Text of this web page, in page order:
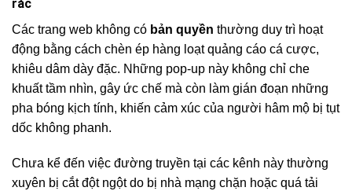
rác
Các trang web không có bản quyền thường duy trì hoạt
động bằng cách chèn ép hàng loạt quảng cáo cá cược,
khiêu dâm dày đặc. Những pop-up này không chỉ che
khuất tầm nhìn, gây ức chế mà còn làm gián đoạn những
pha bóng kịch tính, khiến cảm xúc của người hâm mộ bị tụt
dốc không phanh.
Chưa kể đến việc đường truyền tại các kênh này thường
xuyên bị cắt đột ngột do bị nhà mạng chặn hoặc quá tải